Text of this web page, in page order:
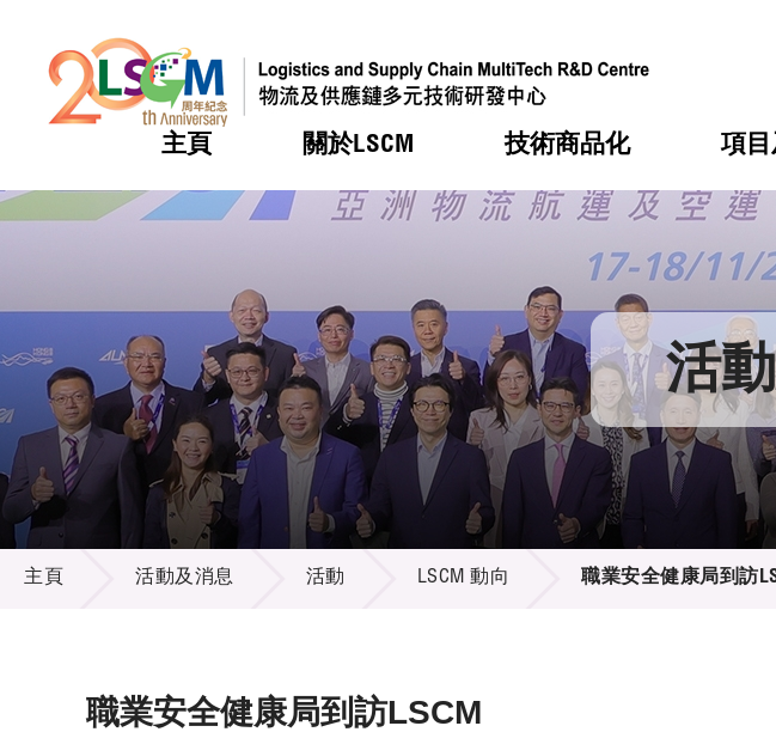
主頁 關於LSCM
熱門 機構簡介
組織架構
組織架構
董事局
研究顧問
招標通告
技術商品化
熱門 服務
可獲授權之技術
應用於公共服務之創新技術
重點項目
項目
熱門 合作計劃
資助計劃
資助計劃
稅務優惠
申請
評審
徵求研發項目計劃書
項目資料庫
熱門 活動
獎項
新聞中心
媒體報導
新聞稿
資訊中心
多媒體
出版刊物
熱門 會籍及服務
會員列表
會員登入 活
活動及消息
主頁 活動及消息 活動 LSCM 動向 職業安全健康局到訪
職業安全健康局到訪LSCM